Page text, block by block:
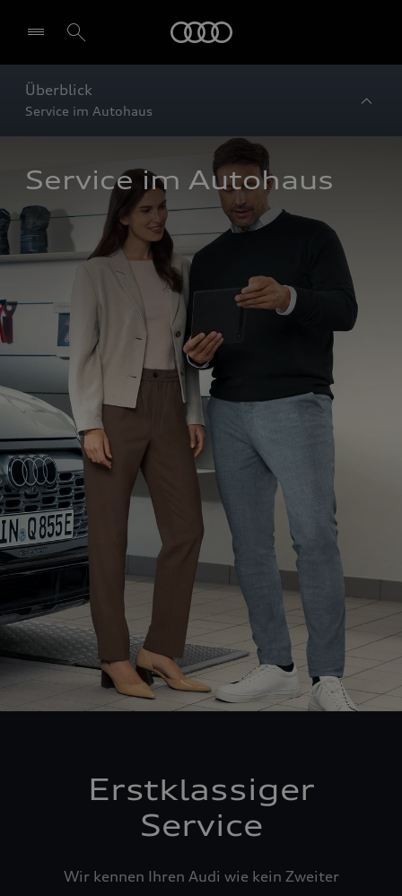
Überblick
Service im Autohaus
Service im Autohaus
Erstklassiger
Service
Wir kennen Ihren Audi wie kein Zweiter